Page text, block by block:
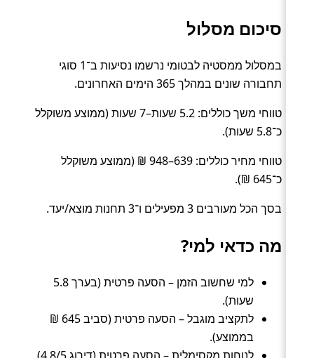
סיכום מסלול
במסלול ממסטיה לבטומי נרשמו נסיעות ב־1 סוגי
תחבורה שונים במהלך 365 הימים האחרונים.
טווחי משך כוללים: 5.2 שעות–7 שעות (ממוצע משוקלל
כ־5.8 שעות).
טווחי מחיר כוללים: 639–948 ₪ (ממוצע משוקלל
כ־645 ₪).
בסך הכל מעורבים 3 מפעילים ו־3 תחנות מוצא/יעד.
מה כדאי למי?
למי שחשוב הזמן – הסעה פרטית (בערך 5.8
שעות).
לתקציב מוגבל – הסעה פרטית (סביב 645 ₪
בממוצע).